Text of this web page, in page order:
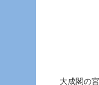
大成閣の